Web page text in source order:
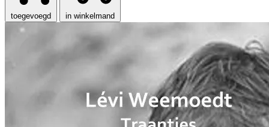
toegevoegd in winkelmand